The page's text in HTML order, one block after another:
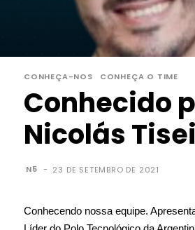
CONHEÇA-NOS CONHEÇA O TIME
Conhecido
Nicolás
N5 - 23 DE SETEMBRO DE 2021
Conhecendo nossa equipe.